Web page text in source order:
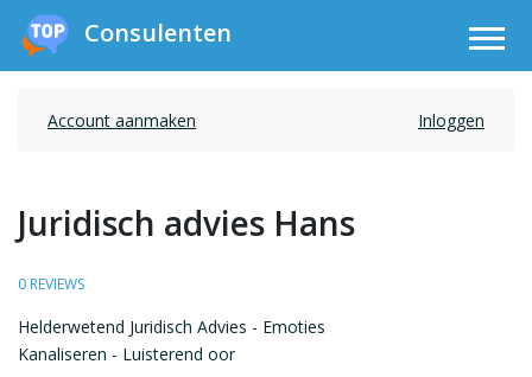
Consulenten
Account aanmaken Inloggen
Juridisch advies Hans
0 REVIEWS
Helderwetend Juridisch Advies - Emoties
Kanaliseren - Luisterend oor